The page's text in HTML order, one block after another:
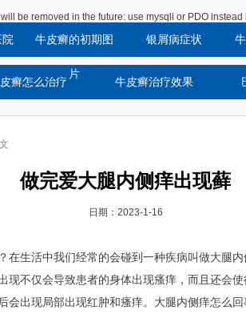
be removed in the future: use mysqli or PDO instead
牛皮癣的初期图
片
银屑病症状
癣怎么治疗 牛皮癣治疗效果
做完爱大腿内侧痒出现藓
日期：2023-1-16
在生活中我们经常的会碰到一种疾病叫做大腿
现不仅会导致患者的身体出现瘙痒，而且还会
会出现局部出现红肿和瘙痒。大腿内侧痒怎么